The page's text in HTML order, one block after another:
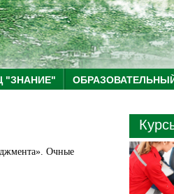
"ЗНАНИЕ"
Очные